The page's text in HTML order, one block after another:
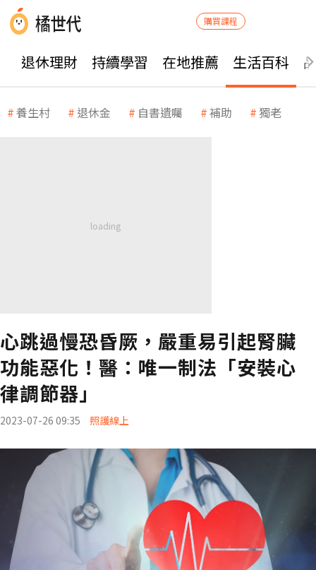
購買課程
退休理財 持續學習 在地推薦 生活百科
養生村 退休金 自書遺囑 補助 獨老
心跳過慢恐昏厥，嚴重易引起腎臟
功能惡化！醫：唯一制法「安裝心
律調節器」
2023-07-26 09:35 照護線上